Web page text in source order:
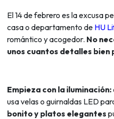
El 14 de febrero es la excusa
casa o departamento de HU
romántico y acogedor. No
unos cuantos detalles bien
Empieza con la iluminación:
usa velas o guirnaldas LED
bonito y platos elegantes